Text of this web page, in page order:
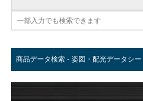
商品データ検索 - 姿図・配光データシ